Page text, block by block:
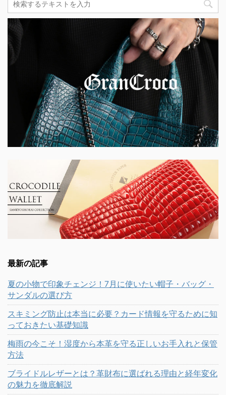
最新の記事
夏の小物で印象チェンジ！7月に使いたい帽子・バッグ・
サンダルの選び方
スキミング防止は本当に必要？カード情報を守るために知
っておきたい基礎知識
梅雨の今こそ！湿度から本革を守る正しいお手入れと保管
方法
ブライドルレザーとは？革財布に選ばれる理由と経年変化
の魅力を徹底解説